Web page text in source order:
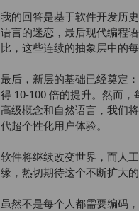
我的回答是基于软件开发历
语言的迷恋，最后现代编程
比，这些连续的抽象层中的
最后，新层的基础已经奠定
得 10-100 倍的提升。然而
高级概念和自然语言，我们
代超个性化用户体验。
软件将继续改变世界，而人
缘，热切期待这个不断扩大的
虽然不是每个人都需要编码